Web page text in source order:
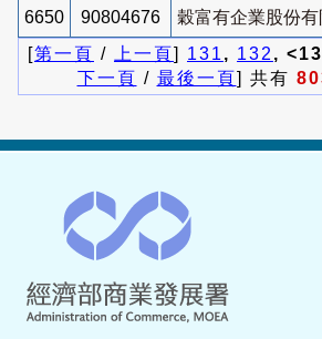
6650 90804676
穀富有企業股份有
[第一頁 / 上一頁] 131 , 132 ,
下一頁 / 最後一頁] 共有